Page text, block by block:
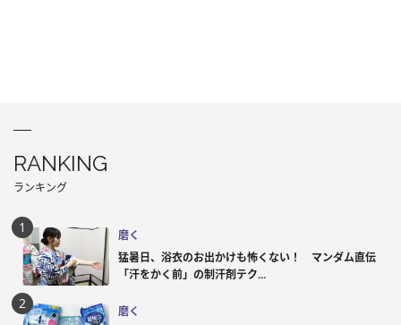
RANKING
ランキング
磨く
猛暑日、浴衣のお出かけも怖くない！ マンダム直伝
「汗をかく前」の制汗剤テク...
磨く